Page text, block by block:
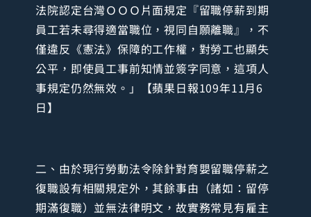
法院認定台灣ＯＯＯ片面規定『留職停薪到期
員工若未尋得適當職位，視同自願離職』，不
僅違反《憲法》保障的工作權，對勞工也顯失
公平，即使員工事前知情並簽字同意，這項人
事規定仍然無效。」【蘋果日報109年11月6
日】
二、由於現行勞動法令除針對育嬰留職停薪之
復職設有相關規定外，其餘事由（諸如：留停
期滿復職）並無法律明文，故實務常見有雇主